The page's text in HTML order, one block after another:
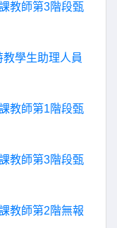
教師第3階段甄
學生助理人員
教師第1階段甄
教師第3階段甄
教師第2階無報